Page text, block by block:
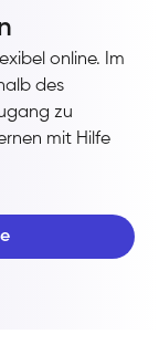
online. Im
des
zu
mit Hilfe